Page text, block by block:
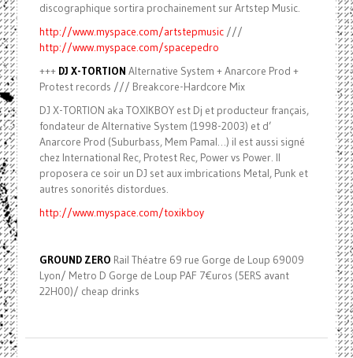
discographique sortira prochainement sur Artstep Music.
http://www.myspace.com/artstepmusic///
http://www.myspace.com/spacepedro
+++ DJ X-TORTION Alternative System + Anarcore Prod +
Protest records /// Breakcore-Hardcore Mix
DJ X-TORTION aka TOXIKBOY est Dj et producteur français,
fondateur de Alternative System (1998-2003) et d’
Anarcore Prod (Suburbass, Mem Pamal…) il est aussi signé
chez International Rec, Protest Rec, Power vs Power. Il
proposera ce soir un DJ set aux imbrications Metal, Punk et
autres sonorités distordues.
http://www.myspace.com/toxikboy
GROUND ZERO Rail Théatre 69 rue Gorge de Loup 69009
Lyon/ Metro D Gorge de Loup PAF 7€uros (5ERS avant
22H00)/ cheap drinks